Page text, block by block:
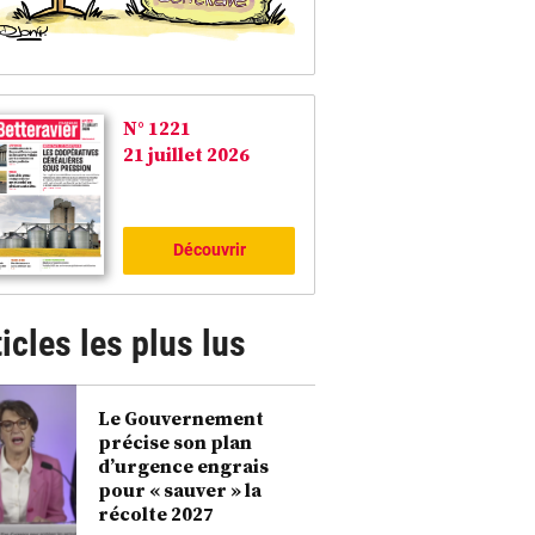
N° 1221
21 juillet 2026
Découvrir
les plus lus
Le Gouvernement
précise son plan
d’urgence engrais
pour « sauver » la
récolte 2027